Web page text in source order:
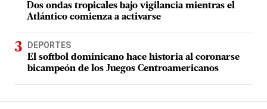
Dos ondas tropicales bajo vigilancia mientras el
Atlántico comienza a activarse
DEPORTES
El softbol dominicano hace historia al coronarse
bicampeón de los Juegos Centroamericanos